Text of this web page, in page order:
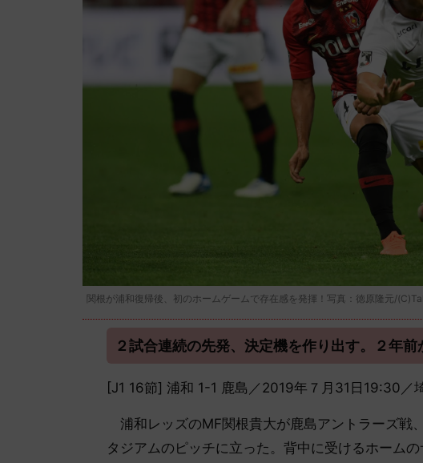
関根が浦和復帰後、初のホームゲームで存在感を発揮！写真：徳原隆元/
２試合連続の先発、決定機を作り出す。２年前
[J1 16節] 浦和 1-1 鹿島／2019年７月31日19:30／
浦和レッズのMF関根貴大が鹿島アントラーズ戦
タジアムのピッチに立った。背中に受けるホーム